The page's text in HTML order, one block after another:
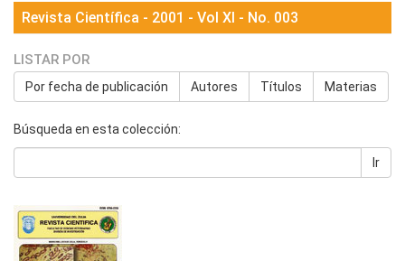
Revista Científica - 2001 - Vol XI - No. 003
LISTAR POR
Por fecha de publicación Autores Títulos Materias
Búsqueda en esta colección:
Ir